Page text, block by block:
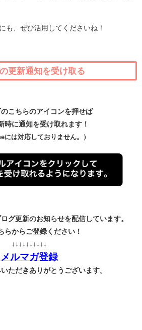
も、ぜひ活用してくださいね！
更新通知を受け取る
こちらのアイコンを押せば
時に通知を受け取れます！
には対応しておりません。）
グ更新のお知らせを配信しています。
らからご登録ください！
↓↓↓↓↓↓↓↓↓↓
メルマガ登録
ただきありがとうございます。